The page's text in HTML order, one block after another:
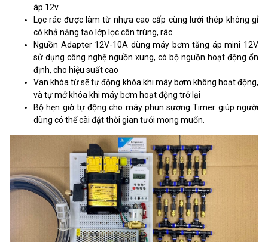
áp 12v
Lọc rác được làm từ nhựa cao cấp cùng lưới thép không gỉ
có khả năng tạo lớp lọc côn trùng, rác
Nguồn Adapter 12V-10A dùng máy bơm tăng áp mini 12V
sử dụng công nghệ nguồn xung, có bộ nguồn hoạt động ổn
định, cho hiệu suất cao
Van khóa từ sẽ tự động khóa khi máy bơm không hoạt động,
và tự mở khóa khi máy bơm hoạt động trở lại
Bộ hẹn giờ tự động cho máy phun sương Timer giúp người
dùng có thể cài đặt thời gian tưới mong muốn.